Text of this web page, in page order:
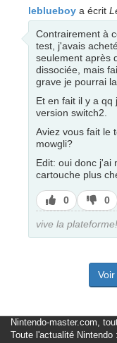
leblueboy a écrit
Contrairement à
test, j'avais
seulement après
dissociée, mais
grave je pourrai
Et en fait il y a
version switch2.
Aviez vous fait le
mowgli?
Edit: oui donc j'ai
cartouche plus
J’aime
0
pas
0
vive la plateforme!
Nintendo-master.com,
Toute l'actualité